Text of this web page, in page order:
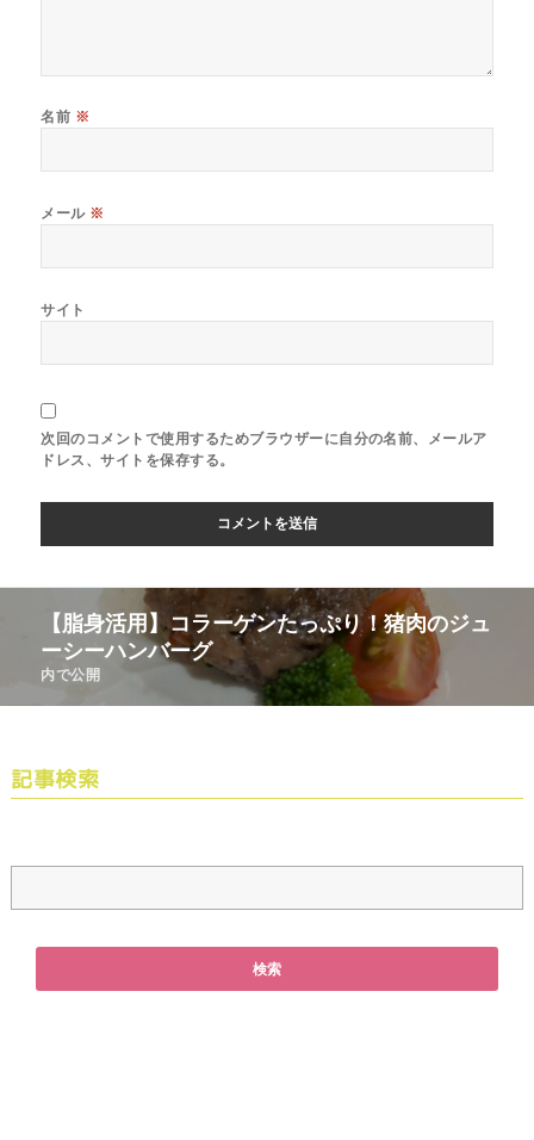
名前 ※
メール ※
サイト
次回のコメントで使用するためブラウザーに自分の名前、メールア
ドレス、サイトを保存する。
【脂身活用】コラーゲンたっぷり！猪肉のジュ
ーシーハンバーグ
内で公開
記事検索